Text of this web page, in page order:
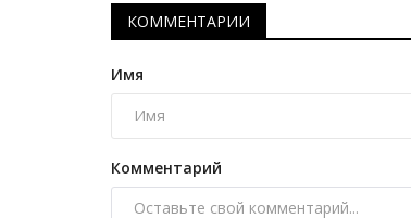
КОММЕНТАРИИ
Имя
Комментарий
История одного
голубой глазури,
Узбекистан - сердце